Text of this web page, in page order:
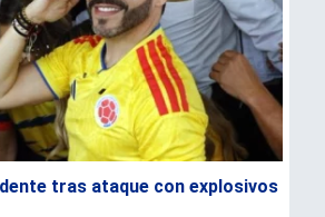
tras ataque con explosivos